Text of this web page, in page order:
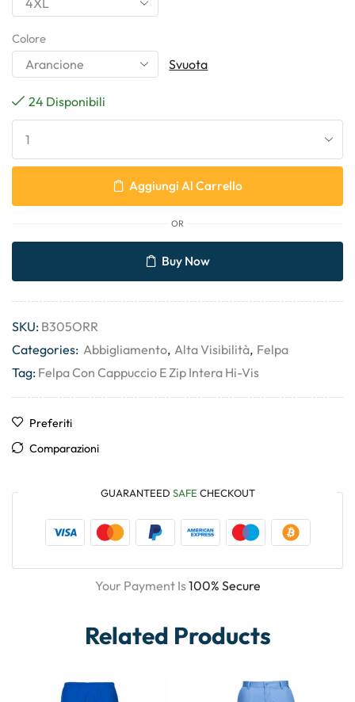
Colore
Svuota
24 Disponibili
Aggiungi Al Carrello
OR
Buy Now
SKU: B305ORR
Categories: Abbigliamento, Alta Visibilità, Felpa
Tag: Felpa Con Cappuccio E Zip Intera Hi-Vis
Preferiti
Comparazioni
GUARANTEED SAFE CHECKOUT
Your Payment Is100% Secure
Related Products